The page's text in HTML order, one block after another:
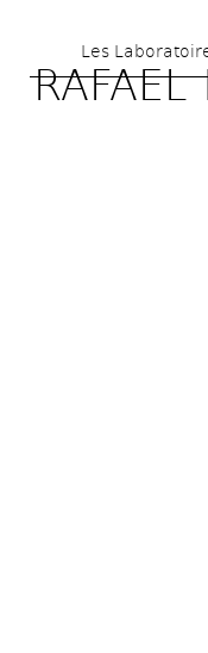
au
Les
RAFAEL